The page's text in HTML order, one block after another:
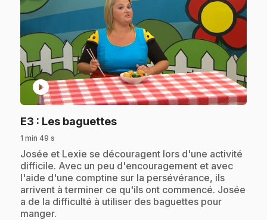
play_circle
E3 : Les baguettes.
1 min 49 s
.Josée et Lexie se découragent lors d'une activité
difficile. Avec un peu d'encouragement et avec
l'aide d'une comptine sur la persévérance, ils
arrivent à terminer ce qu'ils ont commencé. Josée
a de la difficulté à utiliser des baguettes pour
manger.